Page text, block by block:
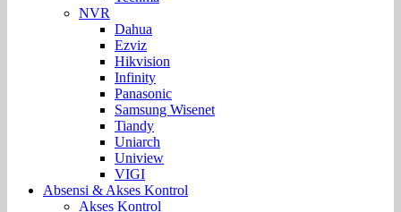
NVR
Dahua
Ezviz
Hikvision
Infinity
Panasonic
Samsung Wisenet
Tiandy
Uniarch
Uniview
VIGI
Absensi & Akses Kontrol
Akses Kontrol